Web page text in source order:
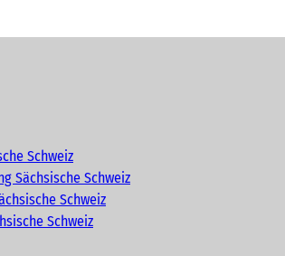
Schweiz
Sächsische Schweiz
Schweiz
Schweiz